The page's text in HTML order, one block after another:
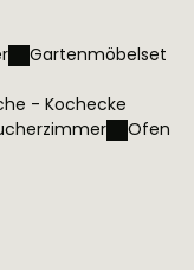
Gartenmöbelset
- Kochecke
Ofen